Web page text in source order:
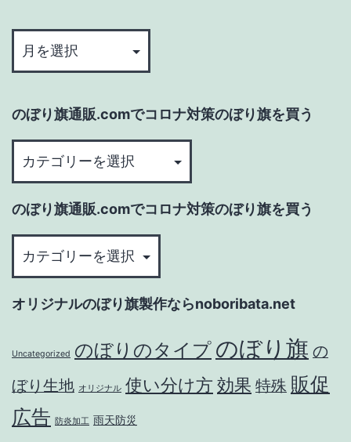
り
が
目
立
っ
て
た
の
で
入
ま
し
のぼり旗通販.comでコロナ対策のぼり旗を買う
旗
販.com
コ
ナ
対
策
の
のぼり旗通販.comでコロナ対策のぼり旗を買う
旗
販.com
で
コ
オリジナルのぼり旗製作ならnoboribata.net
Uncategorized のぼりのタイプ のぼり旗 の
ぼり生地 オリジナル 使い分け方 効果 特殊 販促
広告
防炎加工 雨天防災